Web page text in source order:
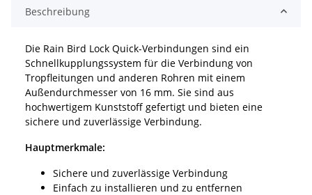
Beschreibung
Die Rain Bird Lock Quick-Verbindungen sind ein
Schnellkupplungssystem für die Verbindung von
Tropfleitungen und anderen Rohren mit einem
Außendurchmesser von 16 mm. Sie sind aus
hochwertigem Kunststoff gefertigt und bieten eine
sichere und zuverlässige Verbindung.
Hauptmerkmale:
Sichere und zuverlässige Verbindung
Einfach zu installieren und zu entfernen